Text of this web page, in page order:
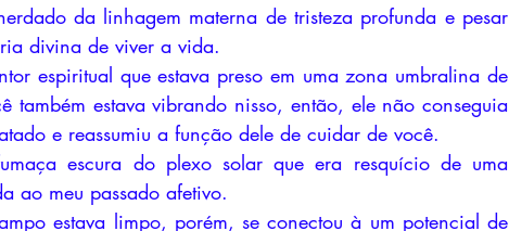
da linhagem materna de tristeza profunda e pesar
divina de viver a vida.
espiritual que estava preso em uma zona umbralina de
também estava vibrando nisso, então, ele não conseguia
e reassumiu a função dele de cuidar de você.
escura do plexo solar que era resquício de uma
ao meu passado afetivo.
estava limpo, porém, se conectou à um potencial de